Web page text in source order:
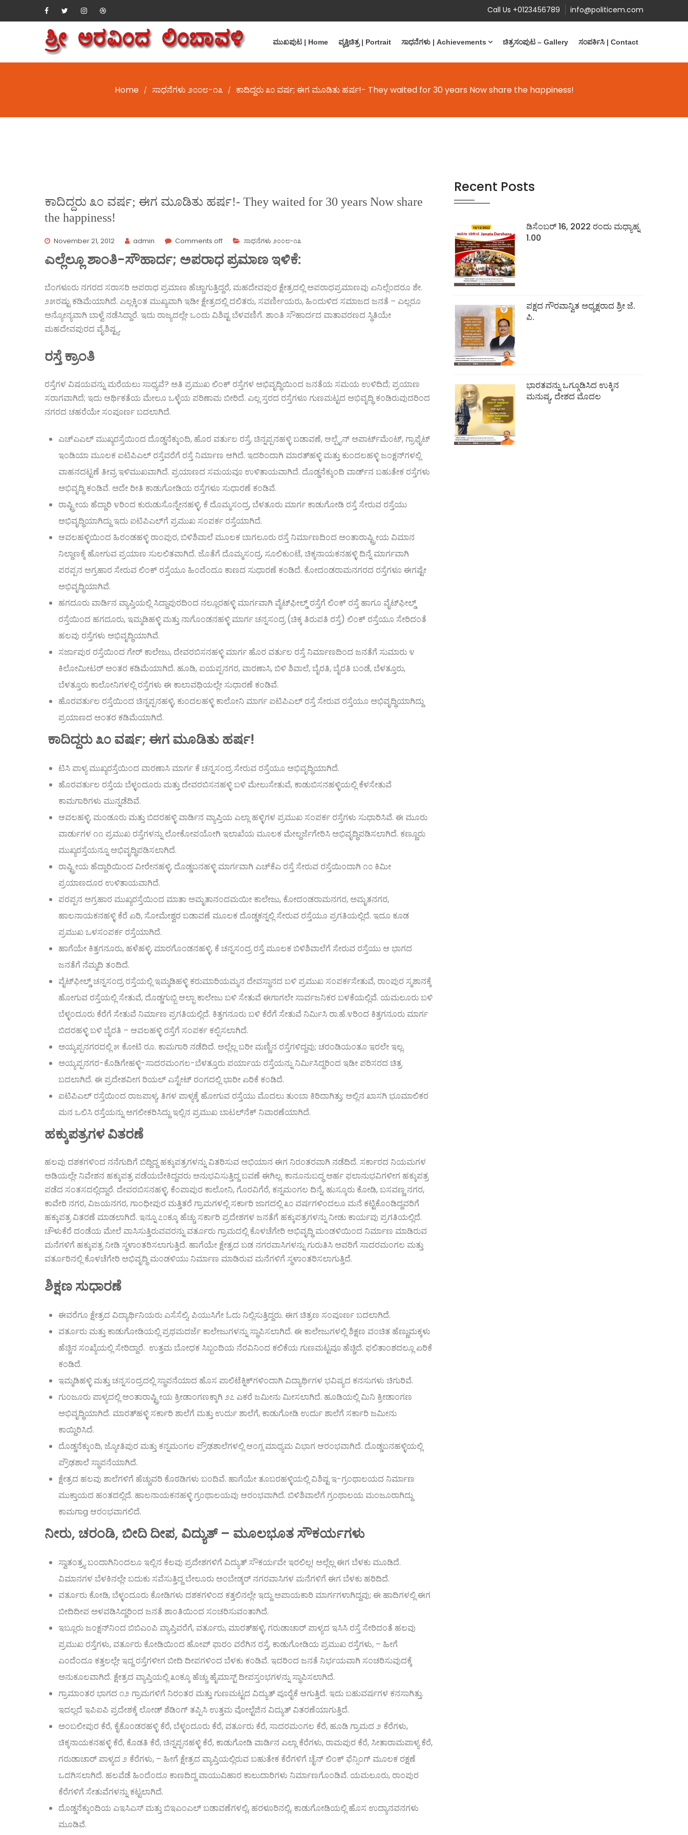
Call Us +0123456789 info@politicem.com
ಮುಖಪುಟ | Home ವ್ಯಕ್ತಿಚಿತ್ರ | Portrait ಸಾಧನೆಗಳು | Achievements ಚಿತ್ರಸಂಪುಟ – Gallery ಸಂಪರ್ಕಿಸಿ | Contact
Home / ಸಾಧನೆಗಳು ೨೦೦೮-೧೩ / ಕಾದಿದ್ದರು ೩೦ ವರ್ಷ; ಈಗ ಮೂಡಿತು ಹರ್ಷ!- They waited for 30 years Now share the happiness!
ಕಾದಿದ್ದರು ೩೦ ವರ್ಷ; ಈಗ ಮೂಡಿತು ಹರ್ಷ!- They waited for 30 years Now share
the happiness!
November 21, 2012 admin Comments off ಸಾಧನೆಗಳು ೨೦೦೮-೧೩
ಎಲ್ಲೆಲ್ಲೂ ಶಾಂತಿ-ಸೌಹಾರ್ದ; ಅಪರಾಧ ಪ್ರಮಾಣ ಇಳಿಕೆ:
ಬೆಂಗಳೂರು ನಗರದ ಸರಾಸರಿ ಅಪರಾಧ ಪ್ರಮಾಣ ಹೆಚ್ಚಾಗುತ್ತಿದ್ದರೆ, ಮಹದೇವಪುರ ಕ್ಷೇತ್ರದಲ್ಲಿ ಅಪರಾಧಪ್ರಮಾಣವು ಏನಿಲ್ಲೆಂದರೂ ಶೇ.
೨೫ರಷ್ಟು ಕಡಿಮೆಯಾಗಿದೆ. ಎಲ್ಲಕ್ಕಿಂತ ಮುಖ್ಯವಾಗಿ ಇಡೀ ಕ್ಷೇತ್ರದಲ್ಲಿ ದಲಿತರು, ಸವರ್ಣೀಯರು, ಹಿಂದುಳಿದ ಸಮಾಜದ ಜನತೆ – ಎಲ್ಲರೂ
ಅನ್ಯೋನ್ಯವಾಗಿ ಬಾಳ್ವೆ ನಡೆಸಿದ್ದಾರೆ. ಇದು ರಾಜ್ಯದಲ್ಲೇ ಒಂದು ವಿಶಿಷ್ಟ ಬೆಳವಣಿಗೆ. ಶಾಂತಿ ಸೌಹಾರ್ದದ ವಾತಾವರಣದ ಸ್ಥಿತಿಯೇ
ಮಹದೇವಪುರದ ವೈಶಿಷ್ಟ್ಯ.
ರಸ್ತೆ ಕ್ರಾಂತಿ
ರಸ್ತೆಗಳ ವಿಷಯವನ್ನು ಮರೆಯಲು ಸಾಧ್ಯವೆ? ಅತಿ ಪ್ರಮುಖ ಲಿಂಕ್ ರಸ್ತೆಗಳ ಅಭಿವೃದ್ಧಿಯಿಂದ ಜನತೆಯ ಸಮಯ ಉಳಿದಿದೆ; ಪ್ರಯಾಣ
ಸರಾಗವಾಗಿದೆ; ಇದು ಆರ್ಥಿಕತೆಯ ಮೇಲೂ ಒಳ್ಳೆಯ ಪರಿಣಾಮ ಬೀರಿದೆ. ಎಲ್ಲ ಸ್ತರದ ರಸ್ತೆಗಳೂ ಗುಣಮಟ್ಟದ ಅಭಿವೃದ್ಧಿ ಕಂಡಿರುವುದರಿಂದ
ನಗರದ ಚಹರೆಯೇ ಸಂಪೂರ್ಣ ಬದಲಾಗಿದೆ.
ಎಚ್‌ಎಎಲ್ ಮುಖ್ಯರಸ್ತೆಯಿಂದ ದೊಡ್ಡನೆಕ್ಕುಂದಿ, ಹೊರ ವರ್ತುಲ ರಸ್ತೆ, ಚಿನ್ನಪ್ಪನಹಳ್ಳಿ ಬಡಾವಣೆ, ಆಲ್ಪೈನ್ ಅಪಾರ್ಟ್‌ಮೆಂಟ್, ಗ್ರಾಫೈಟ್
ಇಂಡಿಯಾ ಮೂಲಕ ಐಟಿಪಿಎಲ್ ರಸ್ತೆವರೆಗೆ ರಸ್ತೆ ನಿರ್ಮಾಣ ಆಗಿದೆ. ಇದರಿಂದಾಗಿ ಮಾರತ್‌ಹಳ್ಳಿ ಮತ್ತು ಕುಂದಲಹಳ್ಳಿ ಜಂಕ್ಷನ್‌ಗಳಲ್ಲಿ
ವಾಹನದಟ್ಟಣೆ ತೀವ್ರ ಇಳಿಮುಖವಾಗಿದೆ. ಪ್ರಯಾಣದ ಸಮಯವೂ ಉಳಿತಾಯವಾಗಿದೆ. ದೊಡ್ಡನೆಕ್ಕುಂದಿ ವಾರ್ಡ್‌ನ ಬಹುತೇಕ ರಸ್ತೆಗಳು
ಅಭಿವೃದ್ಧಿ ಕಂಡಿವೆ. ಅದೇ ರೀತಿ ಕಾಡುಗೋಡಿಯ ರಸ್ತೆಗಳೂ ಸುಧಾರಣೆ ಕಂಡಿವೆ.
ರಾಷ್ಟ್ರೀಯ ಹೆದ್ದಾರಿ ೪ರಿಂದ ಕುರುಡುಸೊನ್ನೇನಹಳ್ಳಿ, ಕೆ ದೊಮ್ಮಸಂದ್ರ, ಬೆಳತೂರು ಮಾರ್ಗ ಕಾಡುಗೋಡಿ ರಸ್ತೆ ಸೇರುವ ರಸ್ತೆಯು
ಅಭಿವೃದ್ಧಿಯಾಗಿದ್ದು ಇದು ಐಟಿಪಿಎಲ್‌ಗೆ ಪ್ರಮುಖ ಸಂಪರ್ಕ ರಸ್ತೆಯಾಗಿದೆ.
ಆವಲಹಳ್ಳಿಯಿಂದ ಹಿರಂಡಹಳ್ಳಿ ರಾಂಪುರ, ಬಿಳಿಶಿವಾಲೆ ಮೂಲಕ ಬಾಗಲೂರು ರಸ್ತೆ ನಿರ್ಮಾಣದಿಂದ ಅಂತಾರಾಷ್ಟ್ರೀಯ ವಿಮಾನ
ನಿಲ್ದಾಣಕ್ಕೆ ಹೋಗುವ ಪ್ರಯಾಣ ಸುಲಲಿತವಾಗಿದೆ. ಜೊತೆಗೆ ದೊಮ್ಮಸಂದ್ರ, ಸೂಲಿಕುಂಟೆ, ಚಿಕ್ಕನಾಯಕನಹಳ್ಳಿ ದಿನ್ನೆ ಮಾರ್ಗವಾಗಿ
ಪರಪ್ಪನ ಅಗ್ರಹಾರ ಸೇರುವ ಲಿಂಕ್ ರಸ್ತೆಯೂ ಹಿಂದೆಂದೂ ಕಾಣದ ಸುಧಾರಣೆ ಕಂಡಿದೆ. ಕೋದಂಡರಾಮನಗರದ ರಸ್ತೆಗಳೂ ಈಗಷ್ಟೇ
ಅಭಿವೃದ್ಧಿಯಾಗಿವೆ.
ಹಗದೂರು ವಾರ್ಡಿನ ವ್ಯಾಪ್ತಿಯಲ್ಲಿ ಸಿದ್ದಾಪುರದಿಂದ ನಲ್ಲೂರಹಳ್ಳಿ ಮಾರ್ಗವಾಗಿ ವೈಟ್‌ಫೀಲ್ಡ್ ರಸ್ತೆಗೆ ಲಿಂಕ್ ರಸ್ತೆ ಹಾಗೂ ವೈಟ್‌ಫೀಲ್ಡ್
ರಸ್ತೆಯಿಂದ ಹಗದೂರು, ಇಮ್ಮಡಿಹಳ್ಳಿ ಮತ್ತು ನಾಗೊಂಡನಹಳ್ಳಿ ಮಾರ್ಗ ಚನ್ನಸಂದ್ರ (ಚಿಕ್ಕ ತಿರುಪತಿ ರಸ್ತೆ) ಲಿಂಕ್ ರಸ್ತೆಯೂ ಸೇರಿದಂತೆ
ಹಲವು ರಸ್ತೆಗಳು ಅಭಿವೃದ್ಧಿಯಾಗಿವೆ.
ಸರ್ಜಾಪುರ ರಸ್ತೆಯಿಂದ ಗೇರ್ ಕಾಲೇಜು, ದೇವರಬಿಸನಹಳ್ಳಿ ಮಾರ್ಗ ಹೊರ ವರ್ತುಲ ರಸ್ತೆ ನಿರ್ಮಾಣದಿಂದ ಜನತೆಗೆ ಸುಮಾರು ೪
ಕಿಲೋಮೀಟರ್ ಅಂತರ ಕಡಿಮೆಯಾಗಿದೆ. ಹೂಡಿ, ಐಯಪ್ಪನಗರ, ವಾರಣಾಸಿ, ಬಿಳಿ ಶಿವಾಲೆ, ಬೈರತಿ, ಬೈರತಿ ಬಂಡೆ, ಬೆಳತ್ತೂರು,
ಬೆಳತ್ತೂರು ಕಾಲೋನಿಗಳಲ್ಲಿ ರಸ್ತೆಗಳು ಈ ಕಾಲಾವಧಿಯಲ್ಲೇ ಸುಧಾರಣೆ ಕಂಡಿವೆ.
ಹೊರವರ್ತುಲ ರಸ್ತೆಯಿಂದ ಚಿನ್ನಪ್ಪನಹಳ್ಳಿ, ಕುಂದಲಹಳ್ಳಿ ಕಾಲೋನಿ ಮಾರ್ಗ ಐಟಿಪಿಎಲ್ ರಸ್ತೆ ಸೇರುವ ರಸ್ತೆಯೂ ಅಭಿವೃದ್ಧಿಯಾಗಿದ್ದು
ಪ್ರಯಾಣದ ಅಂತರ ಕಡಿಮೆಯಾಗಿದೆ.
ಕಾದಿದ್ದರು ೩೦ ವರ್ಷ; ಈಗ ಮೂಡಿತು ಹರ್ಷ!
ಟಿಸಿ ಪಾಳ್ಯ ಮುಖ್ಯರಸ್ತೆಯಿಂದ ವಾರಣಾಸಿ ಮಾರ್ಗ ಕೆ ಚನ್ನಸಂದ್ರ ಸೇರುವ ರಸ್ತೆಯೂ ಅಭಿವೃದ್ಧಿಯಾಗಿದೆ.
ಹೊರವರ್ತುಲ ರಸ್ತೆಯ ಬೆಳ್ಳಂದೂರು ಮತ್ತು ದೇವರಬಿಸನಹಳ್ಳಿ ಬಳಿ ಮೇಲುಸೇತುವೆ, ಕಾಡುಬಿಸನಹಳ್ಳಿಯಲ್ಲಿ ಕೆಳಸೇತುವೆ
ಕಾಮಗಾರಿಗಳು ಮುನ್ನಡೆದಿವೆ.
ಆವಲಹಳ್ಳಿ, ಮಂಡೂರು ಮತ್ತು ಬಿದರಹಳ್ಳಿ ವಾರ್ಡಿನ ವ್ಯಾಪ್ತಿಯ ಎಲ್ಲಾ ಹಳ್ಳಿಗಳ ಪ್ರಮುಖ ಸಂಪರ್ಕ ರಸ್ತೆಗಳು ಸುಧಾರಿಸಿವೆ. ಈ ಮೂರು
ವಾರ್ಡುಗಳ ೧೧ ಪ್ರಮುಖ ರಸ್ತೆಗಳನ್ನು ಲೋಕೋಪಯೋಗಿ ಇಲಾಖೆಯ ಮೂಲಕ ಮೇಲ್ದರ್ಜೆಗೇರಿಸಿ ಅಭಿವೃದ್ಧಿಪಡಿಸಲಾಗಿದೆ. ಕಣ್ಣೂರು
ಮುಖ್ಯರಸ್ತೆಯನ್ನೂ ಅಭಿವೃದ್ಧಿಪಡಿಸಲಾಗಿದೆ.
ರಾಷ್ಟ್ರೀಯ ಹೆದ್ದಾರಿಯಿಂದ ವೀರೇನಹಳ್ಳಿ, ದೊಡ್ಡಬನಹಳ್ಳಿ ಮಾರ್ಗವಾಗಿ ಎಚ್‌ಕೆಎ ರಸ್ತೆ ಸೇರುವ ರಸ್ತೆಯಿಂದಾಗಿ ೧೦ ಕಿಮೀ
ಪ್ರಯಾಣದೂರ ಉಳಿತಾಯವಾಗಿದೆ.
ಪರಪ್ಪನ ಅಗ್ರಹಾರ ಮುಖ್ಯರಸ್ತೆಯಿಂದ ಮಾತಾ ಅಮೃತಾನಂದಮಯೀ ಕಾಲೇಜು, ಕೋದಂಡರಾಮನಗರ, ಅಮೃತನಗರ,
ಹಾಲನಾಯಕನಹಳ್ಳಿ ಕೆರೆ ಏರಿ, ಸೋಮೇಶ್ವರ ಬಡಾವಣೆ ಮೂಲಕ ದೊಡ್ಡಕನ್ನಲ್ಲಿ ಸೇರುವ ರಸ್ತೆಯೂ ಪ್ರಗತಿಯಲ್ಲಿದೆ. ಇದೂ ಕೂಡ
ಪ್ರಮುಖ ಒಳಸಂಪರ್ಕ ರಸ್ತೆಯಾಗಿದೆ.
ಹಾಗೆಯೇ ಕಿತ್ತಗನೂರು, ಹಳೆಹಳ್ಳಿ, ಮಾರಗೊಂಡನಹಳ್ಳಿ, ಕೆ ಚನ್ನಸಂದ್ರ ರಸ್ತೆ ಮೂಲಕ ಬಿಳಿಶಿವಾಲೆಗೆ ಸೇರುವ ರಸ್ತೆಯು ಆ ಭಾಗದ
ಜನತೆಗೆ ನೆಮ್ಮದಿ ತಂದಿದೆ.
ವೈಟ್‌ಫೀಲ್ಡ್ ಚನ್ನಸಂದ್ರ ರಸ್ತೆಯಲ್ಲಿ ಇಮ್ಮಡಿಹಳ್ಳಿ ಕರುಮಾರಿಯಮ್ಮನ ದೇವಸ್ಥಾನದ ಬಳಿ ಪ್ರಮುಖ ಸಂಪರ್ಕಸೇತುವೆ, ರಾಂಪುರ ಸ್ಮಶಾನಕ್ಕೆ
ಹೋಗುವ ರಸ್ತೆಯಲ್ಲಿ ಸೇತುವೆ, ದೊಡ್ಡಗುಬ್ಬಿ ಆಲ್ಫಾ ಕಾಲೇಜು ಬಳಿ ಸೇತುವೆ ಈಗಾಗಲೇ ಸಾರ್ವಜನಿಕರ ಬಳಕೆಯಲ್ಲಿವೆ. ಯಮಲೂರು ಬಳಿ
ಬೆಳ್ಳಂದೂರು ಕೆರೆಗೆ ಸೇತುವೆ ನಿರ್ಮಾಣ ಪ್ರಗತಿಯಲ್ಲಿದೆ. ಕಿತ್ತಗನೂರು ಬಳಿ ಕೆರೆಗೆ ಸೇತುವೆ ನಿರ್ಮಿಸಿ ರಾ.ಹೆ.೪ರಿಂದ ಕಿತ್ತಗನೂರು ಮಾರ್ಗ
ಬಿದರಹಳ್ಳಿ ಬಳಿ ಬೈರತಿ – ಆವಲಹಳ್ಳಿ ರಸ್ತೆಗೆ ಸಂಪರ್ಕ ಕಲ್ಪಿಸಲಾಗಿದೆ.
ಅಯ್ಯಪ್ಪನಗರದಲ್ಲಿ ೫ ಕೋಟಿ ರೂ. ಕಾಮಗಾರಿ ನಡೆದಿದೆ. ಅಲ್ಲೆಲ್ಲ ಬರೀ ಮಣ್ಣಿನ ರಸ್ತೆಗಳಿದ್ದವು; ಚರಂಡಿಯಂತೂ ಇರಲೇ ಇಲ್ಲ.
ಅಯ್ಯಪ್ಪನಗರ-ಕೊಡಿಗೇಹಳ್ಳಿ-ಸಾದರಮಂಗಲ-ಬೆಳತ್ತೂರು ಪರ್ಯಾಯ ರಸ್ತೆಯನ್ನು ನಿರ್ಮಿಸಿದ್ದರಿಂದ ಇಡೀ ಪರಿಸರದ ಚಿತ್ರ
ಬದಲಾಗಿದೆ. ಈ ಪ್ರದೇಶವೀಗ ರಿಯಲ್ ಎಸ್ಟೇಟ್ ರಂಗದಲ್ಲಿ ಭಾರೀ ಏರಿಕೆ ಕಂಡಿದೆ.
ಐಟಿಪಿಎಲ್ ರಸ್ತೆಯಿಂದ ರಾಜಪಾಳ್ಯ, ತಿಗಳ ಪಾಳ್ಯಕ್ಕೆ ಹೋಗುವ ರಸ್ತೆಯು ಮೊದಲು ತುಂಬಾ ಕಿರಿದಾಗಿತ್ತು; ಅಲ್ಲಿನ ಖಾಸಗಿ ಭೂಮಾಲಿಕರ
ಮನ ಒಲಿಸಿ ರಸ್ತೆಯನ್ನು ಅಗಲೀಕರಿಸಿದ್ದು ಇಲ್ಲಿನ ಪ್ರಮುಖ ಬಾಟಲ್‌ನೆಕ್ ನಿವಾರಣೆಯಾಗಿದೆ.
ಹಕ್ಕುಪತ್ರಗಳ ವಿತರಣೆ
ಹಲವು ದಶಕಗಳಿಂದ ನನೆಗುದಿಗೆ ಬಿದ್ದಿದ್ದ ಹಕ್ಕುಪತ್ರಗಳನ್ನು ವಿತರಿಸುವ ಅಭಿಯಾನ ಈಗ ನಿರಂತರವಾಗಿ ನಡೆದಿದೆ. ಸರ್ಕಾರದ ನಿಯಮಗಳ
ಅಡಿಯಲ್ಲೇ ನಿವೇಶನ ಹಕ್ಕುಪತ್ರ ಪಡೆಯಬೇಕಿದ್ದವರು ಅನುಭವಿಸುತ್ತಿದ್ದ ಬವಣೆ ಈಗಿಲ್ಲ. ಕಾನೂನುಬದ್ಧ ಅರ್ಹ ಫಲಾನುಭವಿಗಳೀಗ ಹಕ್ಕುಪತ್ರ
ಪಡೆದ ಸಂತಸದಲ್ಲಿದ್ದಾರೆ. ದೇವರಬಿಸನಹಳ್ಳಿ, ಕೆಂಪಾಪುರ ಕಾಲೋನಿ, ಗೊರವಿಗೆರೆ, ಕನ್ನಮಂಗಲ ದಿನ್ನೆ, ಹುಸ್ಕೂರು ಕೋಡಿ, ಬಸವಣ್ಣ ನಗರ,
ಕಾವೇರಿ ನಗರ, ವಿಜಯನಗರ, ಗಾಂಧೀಪುರ ಮತ್ತಿತರೆ ಗ್ರಾಮಗಳಲ್ಲಿ ಸರ್ಕಾರಿ ಜಾಗದಲ್ಲಿ ೩೦ ವರ್ಷಗಳಿಂದಲೂ ಮನೆ ಕಟ್ಟಿಕೊಂಡಿದ್ದವರಿಗೆ
ಹಕ್ಕುಪತ್ರ ವಿತರಣೆ ಮಾಡಲಾಗಿದೆ. ಇನ್ನೂ ೭೦ಕ್ಕೂ ಹೆಚ್ಚು ಸರ್ಕಾರಿ ಪ್ರದೇಶಗಳ ಜನತೆಗೆ ಹಕ್ಕುಪತ್ರಗಳನ್ನು ನೀಡು ಕಾರ್ಯವು ಪ್ರಗತಿಯಲ್ಲಿದೆ.
ಚೌಳುಕೆರೆ ದಂಡೆಯ ಮೇಲೆ ವಾಸಿಸುತ್ತಿರುವವರನ್ನು ವರ್ತೂರು ಗ್ರಾಮದಲ್ಲಿ ಕೊಳಚೆಗೇರಿ ಅಭಿವೃದ್ಧಿ ಮಂಡಳಿಯಿಂದ ನಿರ್ಮಾಣ ಮಾಡಿರುವ
ಮನೆಗಳಿಗೆ ಹಕ್ಕುಪತ್ರ ನೀಡಿ ಸ್ಥಳಾಂತರಿಸಲಾಗುತ್ತಿದೆ. ಹಾಗೆಯೇ ಕ್ಷೇತ್ರದ ಬಡ ನಗರವಾಸಿಗಳನ್ನು ಗುರುತಿಸಿ ಅವರಿಗೆ ಸಾದರಮಂಗಲ ಮತ್ತು
ವರ್ತೂರಿನಲ್ಲಿ ಕೊಳಚೆಗೇರಿ ಅಭಿವೃದ್ಧಿ ಮಂಡಳಿಯು ನಿರ್ಮಾಣ ಮಾಡಿರುವ ಮನೆಗಳಿಗೆ ಸ್ಥಳಾಂತರಿಸಲಾಗುತ್ತಿದೆ.
ಶಿಕ್ಷಣ ಸುಧಾರಣೆ
ಈವರೆಗೂ ಕ್ಷೇತ್ರದ ವಿದ್ಯಾರ್ಥಿನಿಯರು ಎಸೆಸೆಲ್ಸಿ, ಪಿಯುಸಿಗೇ ಓದು ನಿಲ್ಲಿಸುತ್ತಿದ್ದರು. ಈಗ ಚಿತ್ರಣ ಸಂಪೂರ್ಣ ಬದಲಾಗಿದೆ.
ವರ್ತೂರು ಮತ್ತು ಕಾಡುಗೋಡಿಯಲ್ಲಿ ಪ್ರಥಮದರ್ಜೆ ಕಾಲೇಜುಗಳನ್ನು ಸ್ಥಾಪಿಸಲಾಗಿದೆ. ಈ ಕಾಲೇಜುಗಳಲ್ಲಿ ಶಿಕ್ಷಣ ವಂಚಿತ ಹೆಣ್ಣುಮಕ್ಕಳು
ಹೆಚ್ಚಿನ ಸಂಖ್ಯೆಯಲ್ಲಿ ಸೇರಿದ್ದಾರೆ. ಉತ್ತಮ ಬೋಧಕ ಸಿಬ್ಬಂದಿಯ ನೆರವಿನಿಂದ ಕಲಿಕೆಯ ಗುಣಮಟ್ಟವೂ ಹೆಚ್ಚಿದೆ. ಫಲಿತಾಂಶದಲ್ಲೂ ಏರಿಕೆ
ಕಂಡಿದೆ.
ಇಮ್ಮಡಿಹಳ್ಳಿ ಮತ್ತು ಚನ್ನಸಂದ್ರದಲ್ಲಿ ಸ್ಥಾಪನೆಯಾದ ಹೊಸ ಪಾಲಿಟೆಕ್ನಿಕ್‌ಗಳಿಂದಾಗಿ ವಿದ್ಯಾರ್ಥಿಗಳ ಭವಿಷ್ಯದ ಕನಸುಗಳು ಚಿಗುರಿವೆ.
ಗುಂಜೂರು ಪಾಳ್ಯದಲ್ಲಿ ಅಂತಾರಾಷ್ಟ್ರೀಯ ಕ್ರೀಡಾಂಗಣಕ್ಕಾಗಿ ೨೭ ಎಕರೆ ಜಮೀನು ಮೀಸಲಾಗಿದೆ. ಹೂಡಿಯಲ್ಲಿ ಮಿನಿ ಕ್ರೀಡಾಂಗಣ
ಅಭಿವೃದ್ಧಿಯಾಗಿದೆ. ಮಾರತ್‌ಹಳ್ಳಿ ಸರ್ಕಾರಿ ಶಾಲೆಗೆ ಮತ್ತು ಉರ್ದು ಶಾಲೆಗೆ, ಕಾಡುಗೋಡಿ ಉರ್ದು ಶಾಲೆಗೆ ಸರ್ಕಾರಿ ಜಮೀನು
ಕಾಯ್ದಿರಿಸಿದೆ.
ದೊಡ್ಡನೆಕ್ಕುಂದಿ, ಜ್ಯೋತಿಪುರ ಮತ್ತು ಕನ್ನಮಂಗಲ ಪ್ರೌಢಶಾಲೆಗಳಲ್ಲಿ ಆಂಗ್ಲ ಮಾಧ್ಯಮ ವಿಭಾಗ ಆರಂಭವಾಗಿದೆ. ದೊಡ್ಡಬನಹಳ್ಳಿಯಲ್ಲಿ
ಪ್ರೌಢಶಾಲೆ ಸ್ಥಾಪನೆಯಾಗಿದೆ.
ಕ್ಷೇತ್ರದ ಹಲವು ಶಾಲೆಗಳಿಗೆ ಹೆಚ್ಚುವರಿ ಕೊಠಡಿಗಳು ಬಂದಿವೆ. ಹಾಗೆಯೇ ತೂಬರಹಳ್ಳಿಯಲ್ಲಿ ವಿಶಿಷ್ಟ ಇ-ಗ್ರಂಥಾಲಯದ ನಿರ್ಮಾಣ
ಮುಕ್ತಾಯದ ಹಂತದಲ್ಲಿದೆ. ಹಾಲನಾಯಕನಹಳ್ಳಿ ಗ್ರಂಥಾಲಯವು ಆರಂಭವಾಗಿದೆ. ಬಿಳಿಶಿವಾಲೆಗೆ ಗ್ರಂಥಾಲಯ ಮಂಜೂರಾಗಿದ್ದು
ಕಾಮಗಾg ಆರಂಭವಾಗಲಿದೆ.
ನೀರು, ಚರಂಡಿ, ಬೀದಿ ದೀಪ, ವಿದ್ಯುತ್ – ಮೂಲಭೂತ ಸೌಕರ್ಯಗಳು
ಸ್ವಾತಂತ್ರ್ಯ ಬಂದಾಗಿನಿಂದಲೂ ಇಲ್ಲಿನ ಕೆಲವು ಪ್ರದೇಶಗಳಿಗೆ ವಿದ್ಯುತ್ ಸೌಕರ್ಯವೇ ಇರಲಿಲ್ಲ! ಅಲ್ಲೆಲ್ಲ ಈಗ ಬೆಳಕು ಮೂಡಿದೆ.
ವಿಮಾನಗಳ ಬೆಳಕಿನಲ್ಲೇ ಬದುಕು ಸವೆಸುತ್ತಿದ್ದ ಬೇಲೂರು ಅಂಬೇಡ್ಕರ್ ನಗರವಾಸಿಗಳ ಮನೆಗಳಿಗೆ ಈಗ ಬೆಳಕು ಹರಿದಿದೆ.
ವರ್ತೂರು ಕೋಡಿ, ಬೆಳ್ಳಂದೂರು ಕೋಡಿಗಳು ದಶಕಗಳಿಂದ ಕತ್ತಲಿನಲ್ಲೇ ಇದ್ದು ಅಪಾಯಕಾರಿ ಮಾರ್ಗಗಳಾಗಿದ್ದವು; ಈ ಹಾದಿಗಳಲ್ಲಿ ಈಗ
ಬೀದಿದೀಪ ಅಳವಡಿಸಿದ್ದರಿಂದ ಜನತೆ ಶಾಂತಿಯಿಂದ ಸಂಚರಿಸುವಂತಾಗಿದೆ.
ಇಬ್ಲೂರು ಜಂಕ್ಷನ್‌ನಿಂದ ಬಿಬಿಎಂಪಿ ವ್ಯಾಪ್ತಿವರೆಗೆ, ವರ್ತೂರು, ಮಾರತ್‌ಹಳ್ಳಿ, ಗರುಡಾಚಾರ್ ಪಾಳ್ಯದ ಇಸಿಸಿ ರಸ್ತೆ ಸೇರಿದಂತೆ ಹಲವು
ಪ್ರಮುಖ ರಸ್ತೆಗಳು, ವರ್ತೂರು ಕೋಡಿಯಿಂದ ಹೋಪ್ ಫಾರಂ ವರೆಗಿನ ರಸ್ತೆ, ಕಾಡುಗೋಡಿಯ ಪ್ರಮುಖ ರಸ್ತೆಗಳು, – ಹೀಗೆ
ಎಂದೆಂದೂ ಕತ್ತಲಲ್ಲೇ ಇದ್ದ ರಸ್ತೆಗಳೀಗ ಬೀದಿ ದೀಪಗಳಿಂದ ಬೆಳಕು ಕಂಡಿವೆ. ಇದರಿಂದ ಜನತೆ ನಿರ್ಭಯವಾಗಿ ಸಂಚರಿಸುವುದಕ್ಕೆ
ಅನುಕೂಲವಾಗಿದೆ. ಕ್ಷೇತ್ರದ ವ್ಯಾಪ್ತಿಯಲ್ಲಿ ೩೦ಕ್ಕೂ ಹೆಚ್ಚು ಹೈಮಾಸ್ಟ್ ದೀಪಸ್ತಂಭಗಳನ್ನು ಸ್ಥಾಪಿಸಲಾಗಿದೆ.
ಗ್ರಾಮಾಂತರ ಭಾಗದ ೧೨ ಗ್ರಾಮಗಳಿಗೆ ನಿರಂತರ ಮತ್ತು ಗುಣಮಟ್ಟದ ವಿದ್ಯುತ್ ಪೂರೈಕೆ ಆಗುತ್ತಿದೆ. ಇದು ಬಹುವರ್ಷಗಳ ಕನಸಾಗಿತ್ತು.
ಇದಲ್ಲದೆ ಇಪಿಐಪಿ ಪ್ರದೇಶಕ್ಕೆ ಲೋಡ್ ಶೆಡಿಂಗ್ ತಪ್ಪಿಸಿ ಉತ್ತಮ ವೋಲ್ಟೆಜಿನ ವಿದ್ಯುತ್ ವಿತರಣೆಯಾಗುತ್ತಿದೆ.
ಅಂಬಲೀಪುರ ಕೆರೆ, ಕೈಕೊಂಡರಹಳ್ಳಿ ಕೆರೆ, ಬೆಳ್ಳಂದೂರು ಕೆರೆ, ವರ್ತೂರು ಕೆರೆ, ಸಾದರಮಂಗಲ ಕೆರೆ, ಹೂಡಿ ಗ್ರಾಮದ ೨ ಕೆರೆಗಳು,
ಚಿಕ್ಕನಾಯಕನಹಳ್ಳಿ ಕೆರೆ, ಕೊಡತಿ ಕೆರೆ, ಚಿನ್ನಪ್ಪನಹಳ್ಳಿ ಕೆರೆ, ಕಾಡುಗೋಡಿ ವಾರ್ಡಿನ ಎಲ್ಲಾ ಕೆರೆಗಳು, ರಾಮಪುರ ಕೆರೆ, ಸೀತಾರಾಮಪಾಳ್ಯ ಕೆರೆ,
ಗರುಡಾಚಾರ್ ಪಾಳ್ಯದ ೨ ಕೆರೆಗಳು, – ಹೀಗೆ ಕ್ಷೇತ್ರದ ವ್ಯಾಪ್ತಿಯಲ್ಲಿರುವ ಬಹುತೇಕ ಕೆರೆಗಳಿಗೆ ಚೈನ್ ಲಿಂಕ್ ಫೆನ್ಸಿಂಗ್ ಮೂಲಕ ರಕ್ಷಣೆ
ಒದಗಿಸಲಾಗಿದೆ. ಹಲವೆಡೆ ಹಿಂದೆಂದೂ ಕಾಣದಿದ್ದ ವಾಯುವಿಹಾರ ಕಾಲುದಾರಿಗಳು ನಿರ್ಮಾಣಗೊಂಡಿವೆ. ಯಮಲೂರು, ರಾಂಪುರ
ಕೆರೆಗಳಿಗೆ ಸೇತುವೆಗಳನ್ನು ಕಟ್ಟಲಾಗಿದೆ.
ದೊಡ್ಡನೆಕ್ಕುಂದಿಯ ಎಇಸಿಎಸ್ ಮತ್ತು ಬಿಇಎಂಎಲ್ ಬಡಾವಣೆಗಳಲ್ಲಿ, ಹರಳೂರಿನಲ್ಲಿ, ಕಾಡುಗೋಡಿಯಲ್ಲಿ ಹೊಸ ಉದ್ಯಾನವನಗಳು
ಮೂಡಿವೆ.
Recent Posts
ಡಿಸೆಂಬರ್ 16, 2022 ರಂದು ಮಧ್ಯಾಹ್ನ
1.00
ಪಕ್ಷದ ಗೌರವಾನ್ವಿತ ಅಧ್ಯಕ್ಷರಾದ ಶ್ರೀ ಜೆ.
ಪಿ.
ಭಾರತವನ್ನು ಒಗ್ಗೂಡಿಸಿದ ಉಕ್ಕಿನ
ಮನುಷ್ಯ, ದೇಶದ ಮೊದಲ